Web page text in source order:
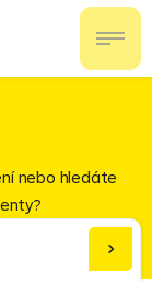
nebo hledáte